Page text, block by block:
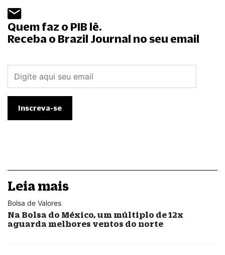
Quem faz o PIB lê.
Receba o Brazil Journal no seu email
Leia mais
Bolsa de Valores
Na Bolsa do México, um múltiplo de 12x
aguarda melhores ventos do norte